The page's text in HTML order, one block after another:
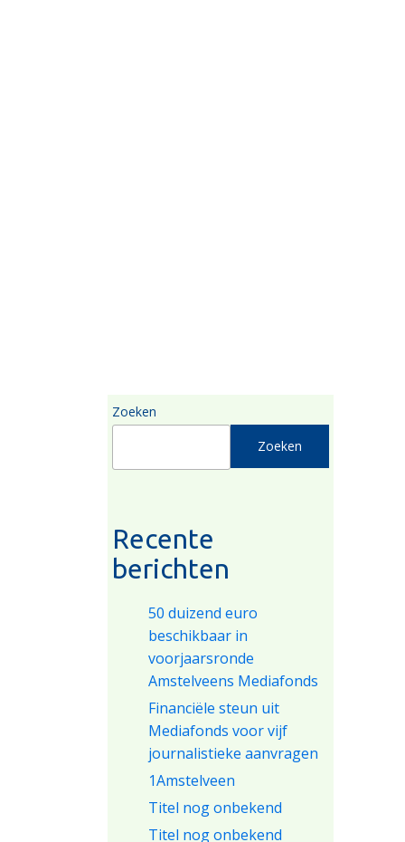
Zoeken
Zoeken
Recente
berichten
50 duizend euro
beschikbaar in
voorjaarsronde
Amstelveens Mediafonds
Financiële steun uit
Mediafonds voor vijf
journalistieke aanvragen
1Amstelveen
Titel nog onbekend
Titel nog onbekend